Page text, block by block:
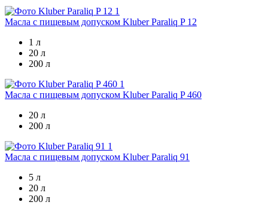
Масла с пищевым допуском Kluber Paraliq P 12
1 л
20 л
200 л
Масла с пищевым допуском Kluber Paraliq P 460
20 л
200 л
Масла с пищевым допуском Kluber Paraliq 91
5 л
20 л
200 л